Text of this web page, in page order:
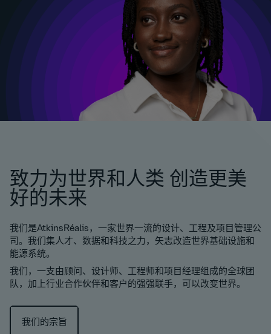
致力为世界和人类 创造更美
好的未来
我们是AtkinsRéalis，一家世界一流的设计、工程及项目管理公
司。我们集人才、数据和科技之力，矢志改造世界基础设施和
能源系统。
我们，一支由顾问、设计师、工程师和项目经理组成的全球团
队，加上行业合作伙伴和客户的强强联手，可以改变世界。
我们的宗旨